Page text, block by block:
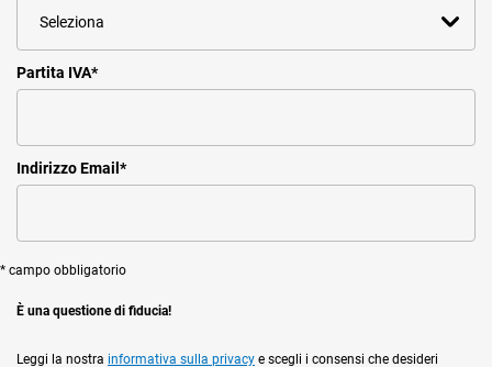
Partita IVA*
Indirizzo Email *
* campo obbligatorio
È una questione di fiducia!
Leggi la nostra informativa sulla privacy e scegli i consensi che desideri